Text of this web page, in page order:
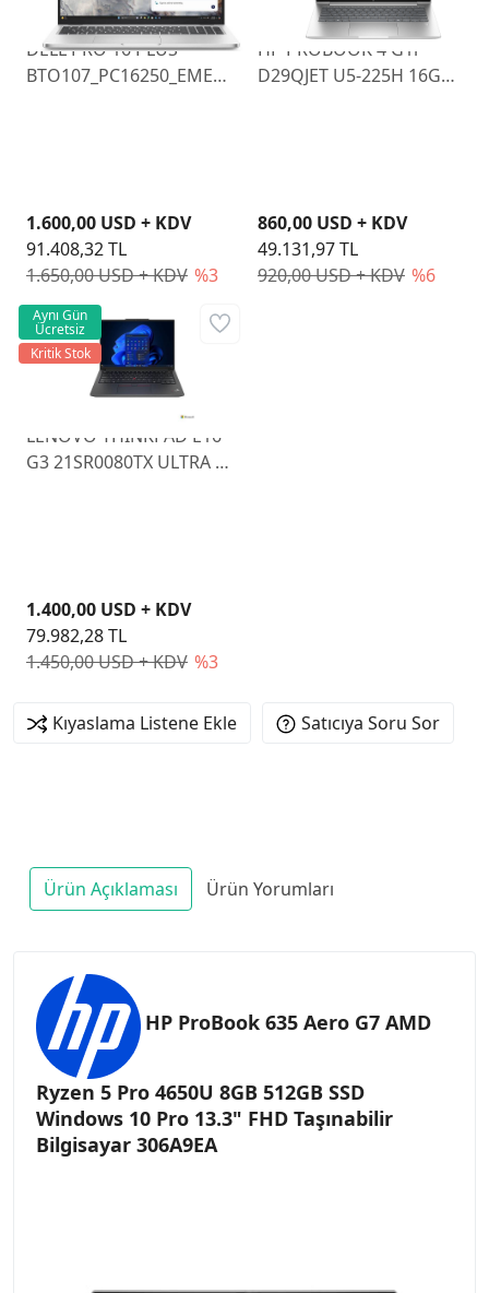
DELL PRO 16 PLUS
BTO107_PC16250_EMEA
1.650,00 USD + KDV %3
1.600,00 USD + KDV
91.408,32 TL
HP PROBOOK 4 G1i
D29QJET U5-225H 16GB
920,00 USD + KDV %6
860,00 USD + KDV
49.131,97 TL
LENOVO THINKPAD E16
G3 21SR0080TX ULTRA 5
1.450,00 USD + KDV %3
1.400,00 USD + KDV
79.982,28 TL
Aynı Gün
Ücretsiz
Kritik Stok
Kıyaslama Listene Ekle Satıcıya Soru Sor
Ürün Açıklaması Ürün Yorumları
HP ProBook 635 Aero G7 AMD
Ryzen 5 Pro 4650U 8GB 512GB SSD
Windows 10 Pro 13.3" FHD Taşınabilir
Bilgisayar 306A9EA